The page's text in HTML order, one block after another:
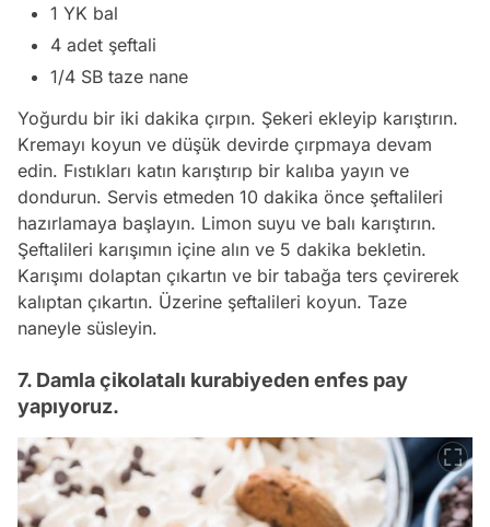
1 YK bal
4 adet şeftali
1/4 SB taze nane
Yoğurdu bir iki dakika çırpın. Şekeri ekleyip karıştırın.
Kremayı koyun ve düşük devirde çırpmaya devam
edin. Fıstıkları katın karıştırıp bir kalıba yayın ve
dondurun. Servis etmeden 10 dakika önce şeftalileri
hazırlamaya başlayın. Limon suyu ve balı karıştırın.
Şeftalileri karışımın içine alın ve 5 dakika bekletin.
Karışımı dolaptan çıkartın ve bir tabağa ters çevirerek
kalıptan çıkartın. Üzerine şeftalileri koyun. Taze
naneyle süsleyin.
7. Damla çikolatalı kurabiyeden enfes pay
yapıyoruz.